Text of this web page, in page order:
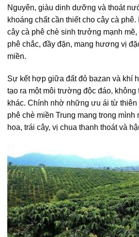
Nguyên, giàu dinh dưỡng và thoát
khoáng chất cần thiết cho cây cà
cây cà phê chè sinh trưởng mạnh
phê chắc, đầy đặn, mang hương vị
miền.
Sự kết hợp giữa đất đỏ bazan và khí
tạo ra một môi trường độc đáo,
khác. Chính nhờ những ưu ái từ thiên
phê chè miền Trung mang trong
hoa, trái cây, vị chua thanh thoát và